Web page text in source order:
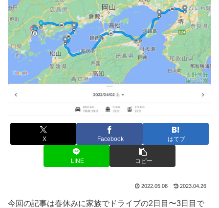
X Facebook はてブ
LINE コピー
2022.05.08 2023.04.26
今回の記事は春休みに家族でドライブの2日目〜3日目で